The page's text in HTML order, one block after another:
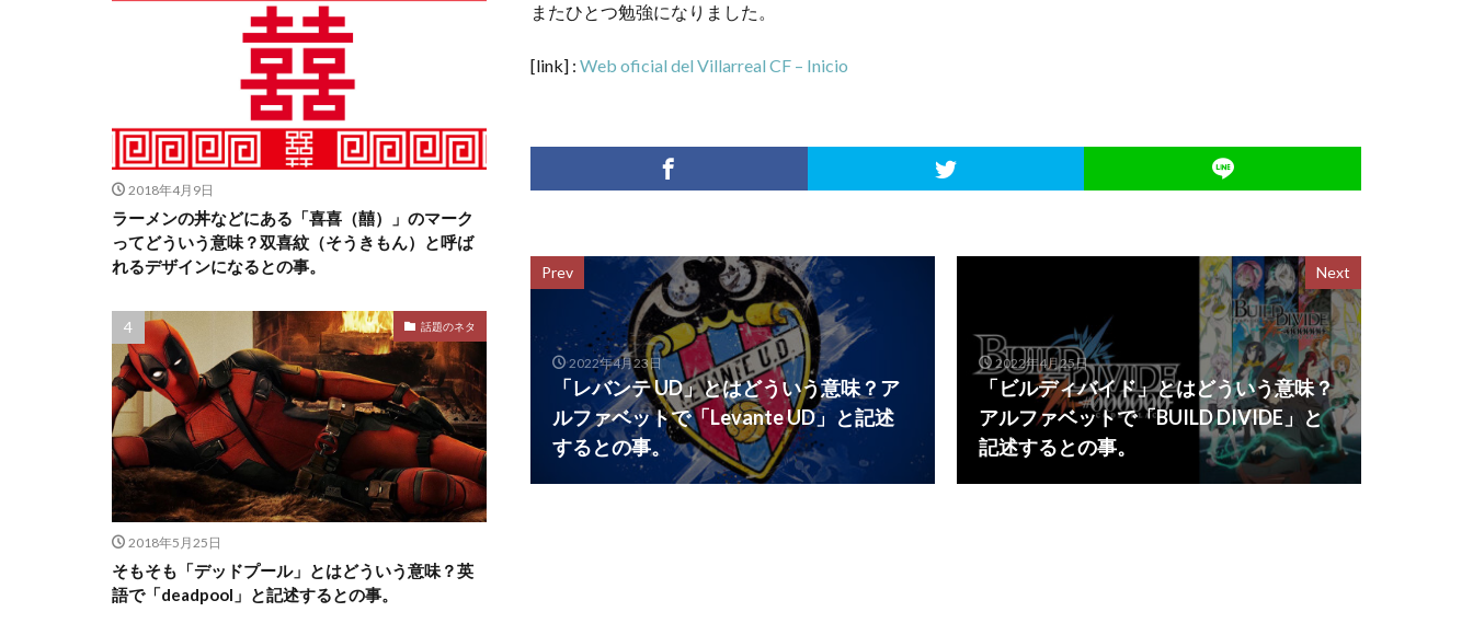
またひとつ勉強になりました。
[link] : Web oficial del Villarreal CF – Inicio
Prev
2022年4月23日
「レバンテ UD」とはどういう意味？ア
ルファベットで「Levante UD」と記述
するとの事。
Next
2022年4月25日
「ビルディバイド」とはどういう意味？
アルファベットで「BUILD DIVIDE」と
記述するとの事。
2018年4月9日
ラーメンの丼などにある「喜喜（囍）」のマーク
ってどういう意味？双喜紋（そうきもん）と呼ば
れるデザインになるとの事。
話題のネタ
2018年5月25日
そもそも「デッドプール」とはどういう意味？英
語で「deadpool」と記述するとの事。